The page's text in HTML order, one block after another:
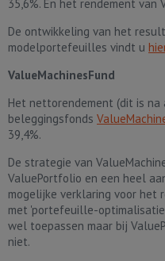
35,6%. En het rendement van
De ontwikkeling van het
modelportefeuilles vindt u
ValueMachinesFund
Het nettorendement (dit is
beleggingsfonds
39,4%.
De strategie van
ValuePortfolio en een heel
mogelijke verklaring voor het
met 'portefeuille-
wel toepassen maar bij
niet.